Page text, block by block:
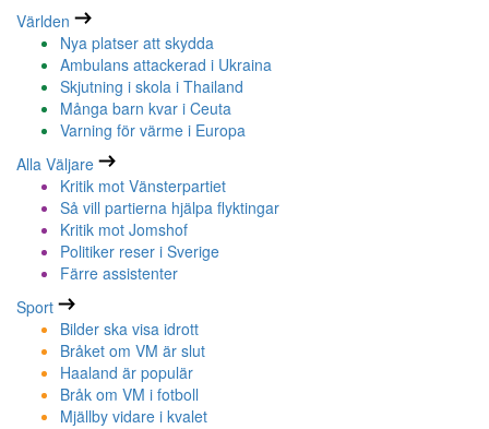
Världen
Nya platser att skydda
Ambulans attackerad i Ukraina
Skjutning i skola i Thailand
Många barn kvar i Ceuta
Varning för värme i Europa
Alla Väljare
Kritik mot Vänsterpartiet
Så vill partierna hjälpa flyktingar
Kritik mot Jomshof
Politiker reser i Sverige
Färre assistenter
Sport
Bilder ska visa idrott
Bråket om VM är slut
Haaland är populär
Bråk om VM i fotboll
Mjällby vidare i kvalet